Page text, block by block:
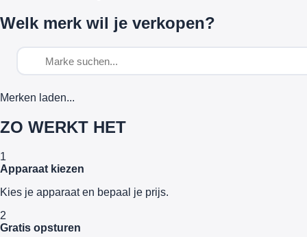
Welk merk wil je verkopen?
Merken laden...
ZO WERKT HET
1
Apparaat kiezen
Kies je apparaat en bepaal je prijs.
2
Gratis opsturen